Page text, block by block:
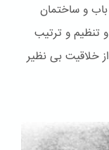
و ساختمان
تنظیم و ترتیب
خلاقیت بی نظیر